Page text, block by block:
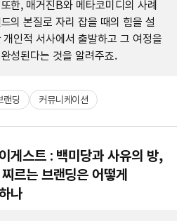
한, 매거진B와 메타코미디의 사례
의 본질로 자리 잡을 때의 힘을 설
인적 서사에서 출발하고 그 여정을
성된다는 것을 알려주죠.
랜딩 커뮤니케이션
게스트 : 백미당과 사유의 방,
르는 브랜딩은 어떻게
나